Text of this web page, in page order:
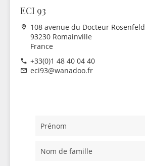
ECI 93
108 avenue du Docteur Rosenfeld
93230 Romainville
France
+33(0)1 48 40 04 40
eci93@wanadoo.fr